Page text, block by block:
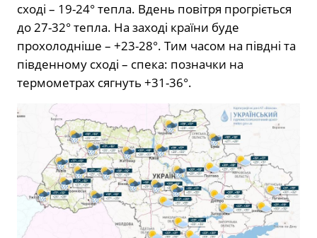
сході – 19-24° тепла. Вдень повітря прогріється
до 27-32° тепла. На заході країни буде
прохолодніше – +23-28°. Тим часом на півдні та
південному сході – спека: позначки на
термометрах сягнуть +31-36°.